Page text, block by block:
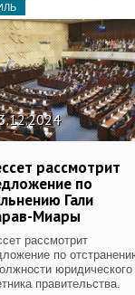
рассмотрит
по
Гали
Миары
рассмотрит
по
юридического
правительства.